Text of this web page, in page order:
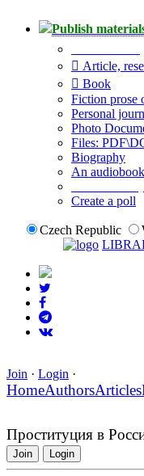
Publish
Article,
Book
Fiction prose
Personal
Photo
Files:
Biography
An
Create a poll
Czech Republic
Join · Login ·
HomeAuthorsArticles
Проституция в
Join Login